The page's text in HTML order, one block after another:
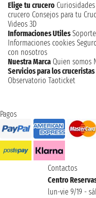
Elige tu crucero
crucero Consejos para tu
Videos 3D
Informaciones Utiles
Informaciones cookies
con nosotros
Nuestra Marca Quien somos
Servicios para los cruceristas
Observatorio Taoticket
Pagos
Contactos
Centro
lun-vie 9/19 -